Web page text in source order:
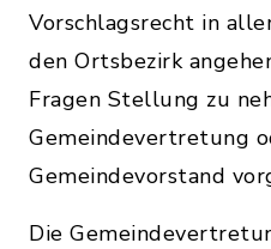
Vorschlagsrecht in
den Ortsbezirk
Fragen Stellung zu
Gemeindevertretung
Gemeindevorstand
Die